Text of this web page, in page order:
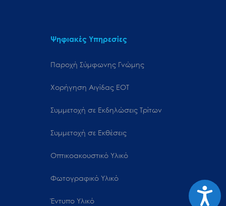
Ψηφιακές Υπηρεσίες
Παροχή Σύμφωνης Γνώμης
Χορήγηση Αιγίδας ΕΟΤ
Συμμετοχή σε Εκδηλώσεις Τρίτων
Συμμετοχή σε Εκθέσεις
Οπτικοακουστικό Υλικό
Φωτογραφικό Υλικό
Έντυπο Υλικό